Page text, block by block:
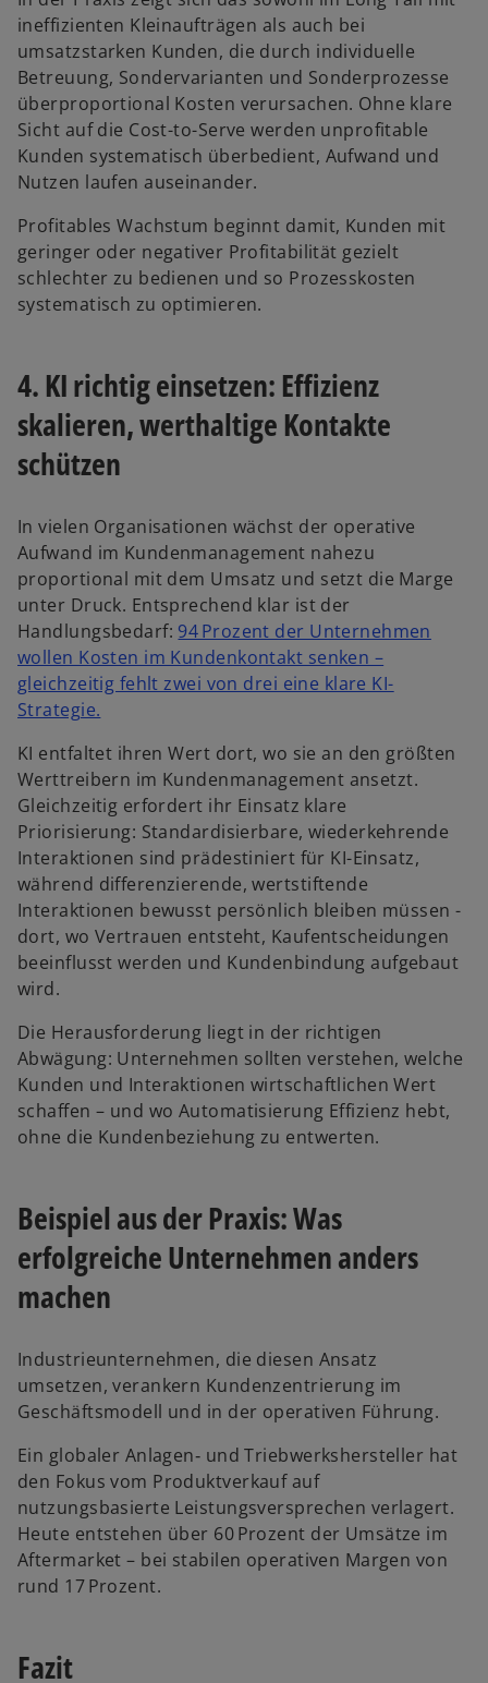
ineffizienten Kleinaufträgen als auch bei
umsatzstarken Kunden, die durch individuelle
Betreuung, Sondervarianten und Sonderprozesse
überproportional Kosten verursachen. Ohne klare
Sicht auf die Cost-to-Serve werden unprofitable
Kunden systematisch überbedient, Aufwand und
Nutzen laufen auseinander.
Profitables Wachstum beginnt damit, Kunden mit
geringer oder negativer Profitabilität gezielt
schlechter zu bedienen und so Prozesskosten
systematisch zu optimieren.
4. KI richtig einsetzen: Effizienz
skalieren, werthaltige Kontakte
schützen
In vielen Organisationen wächst der operative
Aufwand im Kundenmanagement nahezu
proportional mit dem Umsatz und setzt die Marge
unter Druck. Entsprechend klar ist der
Handlungsbedarf: 94 Prozent der Unternehmen
wollen Kosten im Kundenkontakt senken –
gleichzeitig fehlt zwei von drei eine klare KI-
Strategie.
r
d
i
n
e
i
n
e
r
e
R
s
t
r
a
r
t
g
e
ö
f
f
n
KI entfaltet ihren Wert dort, wo sie an den größten
Werttreibern im Kundenmanagement ansetzt.
Gleichzeitig erfordert ihr Einsatz klare
Priorisierung: Standardisierbare, wiederkehrende
Interaktionen sind prädestiniert für KI-Einsatz,
während differenzierende, wertstiftende
Interaktionen bewusst persönlich bleiben müssen -
dort, wo Vertrauen entsteht, Kaufentscheidungen
beeinflusst werden und Kundenbindung aufgebaut
wird.
Die Herausforderung liegt in der richtigen
Abwägung: Unternehmen sollten verstehen, welche
Kunden und Interaktionen wirtschaftlichen Wert
schaffen – und wo Automatisierung Effizienz hebt,
ohne die Kundenbeziehung zu entwerten.
Beispiel aus der Praxis: Was
erfolgreiche Unternehmen anders
machen
Industrieunternehmen, die diesen Ansatz
umsetzen, verankern Kundenzentrierung im
Geschäftsmodell und in der operativen Führung.
Ein globaler Anlagen‑ und Triebwerkshersteller hat
den Fokus vom Produktverkauf auf
nutzungsbasierte Leistungsversprechen verlagert.
Heute entstehen über 60 Prozent der Umsätze im
Aftermarket – bei stabilen operativen Margen von
rund 17 Prozent.
Fazit